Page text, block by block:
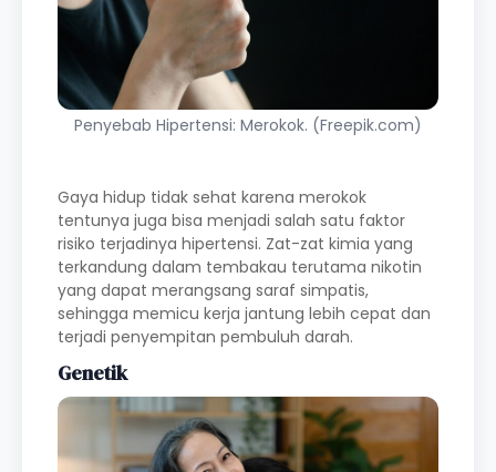
Penyebab Hipertensi: Merokok. (Freepik.com)
Gaya hidup tidak sehat karena merokok
tentunya juga bisa menjadi salah satu faktor
risiko terjadinya hipertensi. Zat-zat kimia yang
terkandung dalam tembakau terutama nikotin
yang dapat merangsang saraf simpatis,
sehingga memicu kerja jantung lebih cepat dan
terjadi penyempitan pembuluh darah.
Genetik